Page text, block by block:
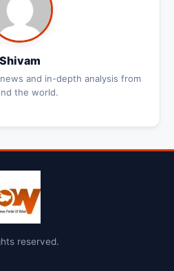
Shivam
and in-depth analysis from
the world.
reserved.